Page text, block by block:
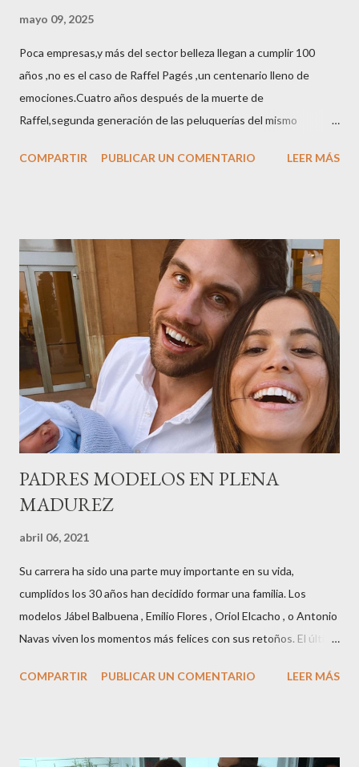
mayo 09, 2025
Poca empresas,y más del sector belleza llegan a cumplir 100
años ,no es el caso de Raffel Pagés ,un centenario lleno de
emociones.Cuatro años después de la muerte de
Raffel,segunda generación de las peluquerías del mismo
sector en una cena de reconocimiento.Sus hijas Carolina (CEO
peluquería del grupo.Justo hace unos días Carol Pagés nos
contaba detalles del homenaje en Actualida Rosa en RCE
radio,en el programa que presento todos los jueves de 17 a 18
horas . Carolina y Quionia Pagés Carolina Pagés La cita ,en el
Museu Marítim de BCN ,en las Drassanes reunió a figuras
destacadas del sector,así como clientes, autoridades y medios
de comunicación, en una velada inolvidable bajo el lema “Cien
años peinando almas, creando belleza,i...
COMPARTIR PUBLICAR UN COMENTARIO LEER MÁS
PADRES MODELOS EN PLENA
MADUREZ
abril 06, 2021
Su carrera ha sido una parte muy importante en su vida,
cumplidos los 30 años han decidido formar una familia. Los
modelos Jábel Balbuena , Emilio Flores , Oriol Elcacho , o Antonio
Navas viven los momentos más felices con sus retoños. El último
M ateo nació en Barcelona hace poco más de una semana. El top
COMPARTIR PUBLICAR UN COMENTARIO LEER MÁS